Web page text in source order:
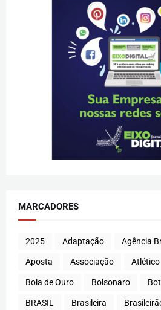
MARCADORES
2025 Adaptação Agência
Aposta Associação Atlético
Bola de Ouro Bolsonaro
BRASIL Brasileira